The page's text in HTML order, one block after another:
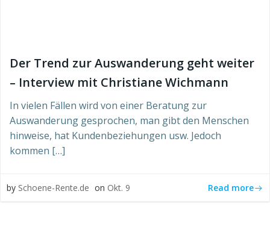
Der Trend zur Auswanderung geht weiter
– Interview mit Christiane Wichmann
In vielen Fällen wird von einer Beratung zur
Auswanderung gesprochen, man gibt den Menschen
hinweise, hat Kundenbeziehungen usw. Jedoch
kommen […]
by Schoene-Rente.de on Okt. 9 Read more